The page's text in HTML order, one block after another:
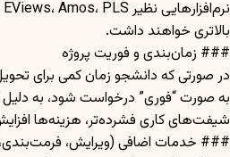
بالاتری خواهند داشت.
### زمان‌بندی و فوریت پروژه
در صورتی که دانشجو زمان کمی برای
به صورت “فوری” درخواست شود، به
شیفت‌های کاری فشرده‌تر، هزینه‌ها
### خدمات اضافی (ویرایش،